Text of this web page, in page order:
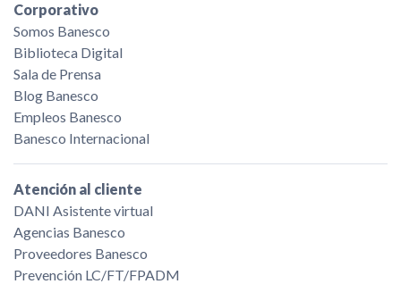
Corporativo
Somos Banesco
Biblioteca Digital
Sala de Prensa
Blog Banesco
Empleos Banesco
Banesco Internacional
Atención al cliente
DANI Asistente virtual
Agencias Banesco
Proveedores Banesco
Prevención LC/FT/FPADM